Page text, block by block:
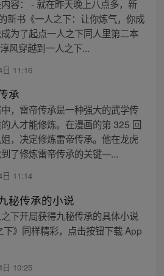
容： - 就在昨天晚上八点多，新
新书《一人之下：让你炼气，你成
为了起点一人之下同人里第二本
风穿越到一人之下...
日 11:16
承
，雷帝传承是一种强大的武学传
人才能修炼。在漫画的第 325 回
，决定修炼雷帝传承。他在龙虎
了修炼雷帝传承的关键—...
日 11:14
秘传承的小说
下开局获得九秘传承的具体小说
》同样精彩，点击按钮下载 App
日 10:25